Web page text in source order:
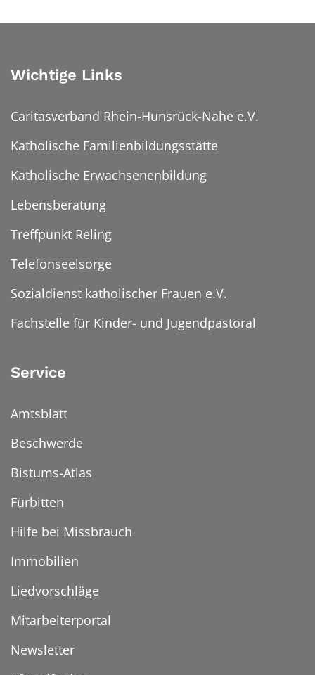
Wichtige Links
Caritasverband Rhein-Hunsrück-Nahe e.V.
Katholische Familienbildungsstätte
Katholische Erwachsenenbildung
Lebensberatung
Treffpunkt Reling
Telefonseelsorge
Sozialdienst katholischer Frauen e.V.
Fachstelle für Kinder- und Jugendpastoral
Service
Amtsblatt
Beschwerde
Bistums-Atlas
Fürbitten
Hilfe bei Missbrauch
Immobilien
Liedvorschläge
Mitarbeiterportal
Newsletter